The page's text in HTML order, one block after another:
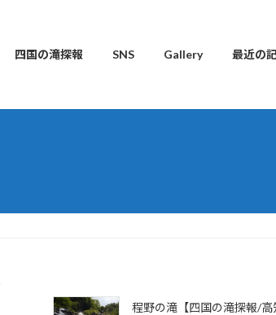
四国の滝探報 SNS Gallery 最近の
程野の滝【四国の滝探報/高